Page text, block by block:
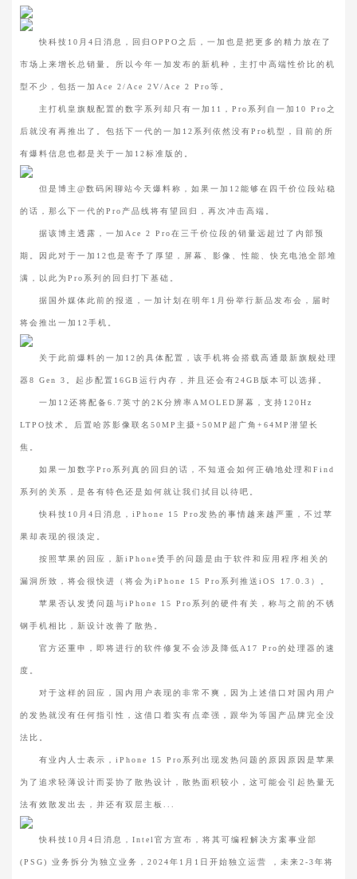
快科技10月4日消息，回归OPPO之后，一加也是把更多的精力放在了
市场上来增长总销量。所以今年一加发布的新机种，主打中高端性价比的机
型不少，包括一加Ace 2/Ace 2V/Ace 2 Pro等。
主打机皇旗舰配置的数字系列却只有一加11，Pro系列自一加10 Pro之
后就没有再推出了。包括下一代的一加12系列依然没有Pro机型，目前的所
有爆料信息也都是关于一加12标准版的。
但是博主@数码闲聊站今天爆料称，如果一加12能够在四千价位段站稳
的话，那么下一代的Pro产品线将有望回归，再次冲击高端。
据该博主透露，一加Ace 2 Pro在三千价位段的销量远超过了内部预
期。因此对于一加12也是寄予了厚望，屏幕、影像、性能、快充电池全部堆
满，以此为Pro系列的回归打下基础。
据国外媒体此前的报道，一加计划在明年1月份举行新品发布会，届时
将会推出一加12手机。
关于此前爆料的一加12的具体配置，该手机将会搭载高通最新旗舰处理
器8 Gen 3。起步配置16GB运行内存，并且还会有24GB版本可以选择。
一加12还将配备6.7英寸的2K分辨率AMOLED屏幕，支持120Hz
LTPO技术。后置哈苏影像联名50MP主摄+50MP超广角+64MP潜望长
焦。
如果一加数字Pro系列真的回归的话，不知道会如何正确地处理和Find
系列的关系，是各有特色还是如何就让我们拭目以待吧。
快科技10月4日消息，iPhone 15 Pro发热的事情越来越严重，不过苹
果却表现的很淡定。
按照苹果的回应，新iPhone烫手的问题是由于软件和应用程序相关的
漏洞所致，将会很快进（将会为iPhone 15 Pro系列推送iOS 17.0.3）。
苹果否认发烫问题与iPhone 15 Pro系列的硬件有关，称与之前的不锈
钢手机相比，新设计改善了散热。
官方还重申，即将进行的软件修复不会涉及降低A17 Pro的处理器的速
度。
对于这样的回应，国内用户表现的非常不爽，因为上述借口对国内用户
的发热就没有任何指引性，这借口着实有点牵强，跟华为等国产品牌完全没
法比。
有业内人士表示，iPhone 15 Pro系列出现发热问题的原因原因是苹果
为了追求轻薄设计而妥协了散热设计，散热面积较小，这可能会引起热量无
法有效散发出去，并还有双层主板...
快科技10月4日消息，Intel官方宣布，将其可编程解决方案事业部
(PSG) 业务拆分为独立业务，2024年1月1日开始独立运营 ，未来2-3年将